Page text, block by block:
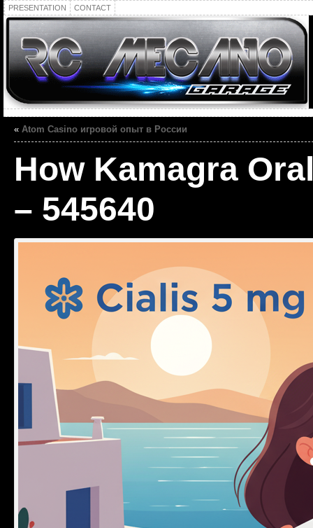
PRESENTATION CONTACT
« Atom Casino игровой опыт в России
How Kamagra
– 545640